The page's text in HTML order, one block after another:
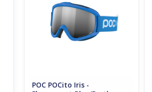
POC POCito Iris -